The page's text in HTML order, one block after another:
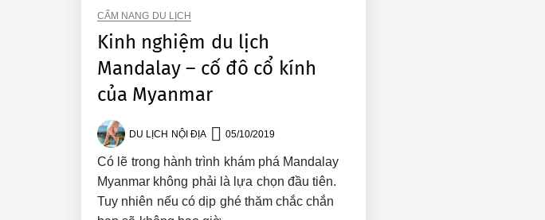
CẨM NANG DU LỊCH
Kinh nghiệm du lịch
Mandalay – cố đô cổ kính
của Myanmar
DU LỊCH NỘI ĐỊA 05/10/2019
Có lẽ trong hành trình khám phá Mandalay
Myanmar không phải là lựa chọn đầu tiên.
Tuy nhiên nếu có dịp ghé thăm chắc chắn